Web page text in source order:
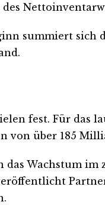
summiert
fest. Für das
von über 185
das Wachstum